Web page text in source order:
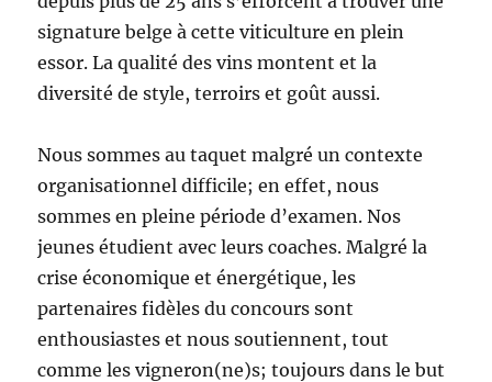
signature belge à cette viticulture en plein
essor. La qualité des vins montent et la
diversité de style, terroirs et goût aussi.
Nous sommes au taquet malgré un contexte
organisationnel difficile; en effet, nous
sommes en pleine période d’examen. Nos
jeunes étudient avec leurs coaches. Malgré la
crise économique et énergétique, les
partenaires fidèles du concours sont
enthousiastes et nous soutiennent, tout
comme les vigneron(ne)s; toujours dans le but